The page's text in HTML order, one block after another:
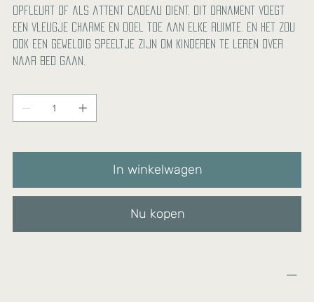
opfleurt of als attent cadeau dient, dit ornament voegt
een vleugje charme en doel toe aan elke ruimte. En het zou
ook een geweldig speeltje zijn om kinderen te leren over
naar bed gaan.
In winkelwagen
Nu kopen